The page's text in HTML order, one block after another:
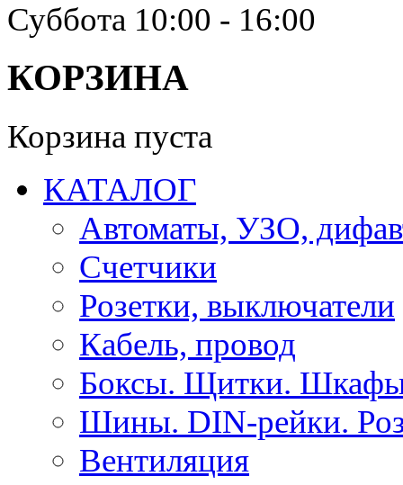
Суббота 10:00 - 16:00
КОРЗИНА
Корзина пуста
КАТАЛОГ
Автоматы, УЗО,
Счетчики
Розетки, выключатели
Кабель, провод
Боксы. Щитки.
Шины. DIN-рейки.
Вентиляция